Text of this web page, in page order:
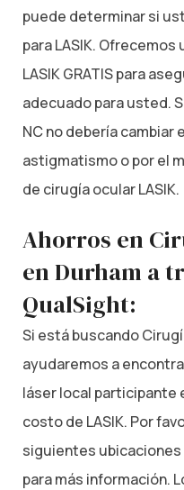
puede determinar si
para LASIK.
LASIK GRATIS para
adecuado para usted.
NC no debería cambiar
astigmatismo o por el
de cirugía ocular LASIK.
Ahorros en
en Durham a
QualSight:
Si está buscando
ayudaremos a
láser local participante
costo de LASIK. Por
siguientes ubicaciones
para más información.